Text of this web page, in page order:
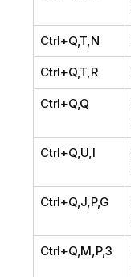
Ctrl+Q,T,N
Ctrl+Q,T,R
Ctrl+Q,Q
Ctrl+Q,U,I
Ctrl+Q,J,P,G
Ctrl+Q,M,P,3